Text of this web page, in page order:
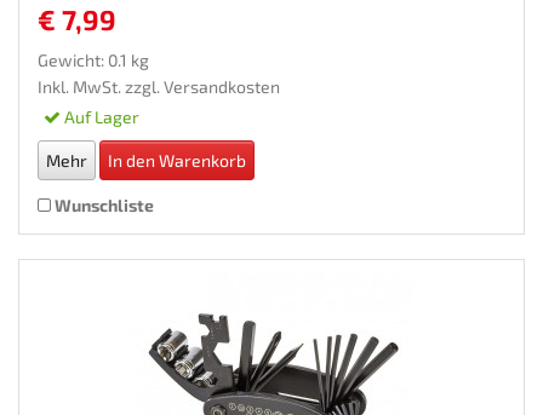
€ 7,99
Gewicht: 0.1 kg
Inkl. MwSt. zzgl. Versandkosten
Auf Lager
Mehr In den Warenkorb
Wunschliste